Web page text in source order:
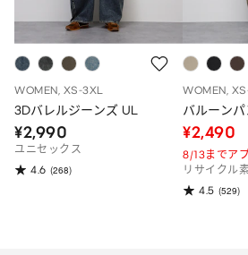
WOMEN, XS-3XL
3Dバレルジーンズ UL
¥2,990
ユニセックス
4.6 (268)
WOMEN,
バルーンパ
¥2,490
8/13までア
リサイクル
4.5 (529)